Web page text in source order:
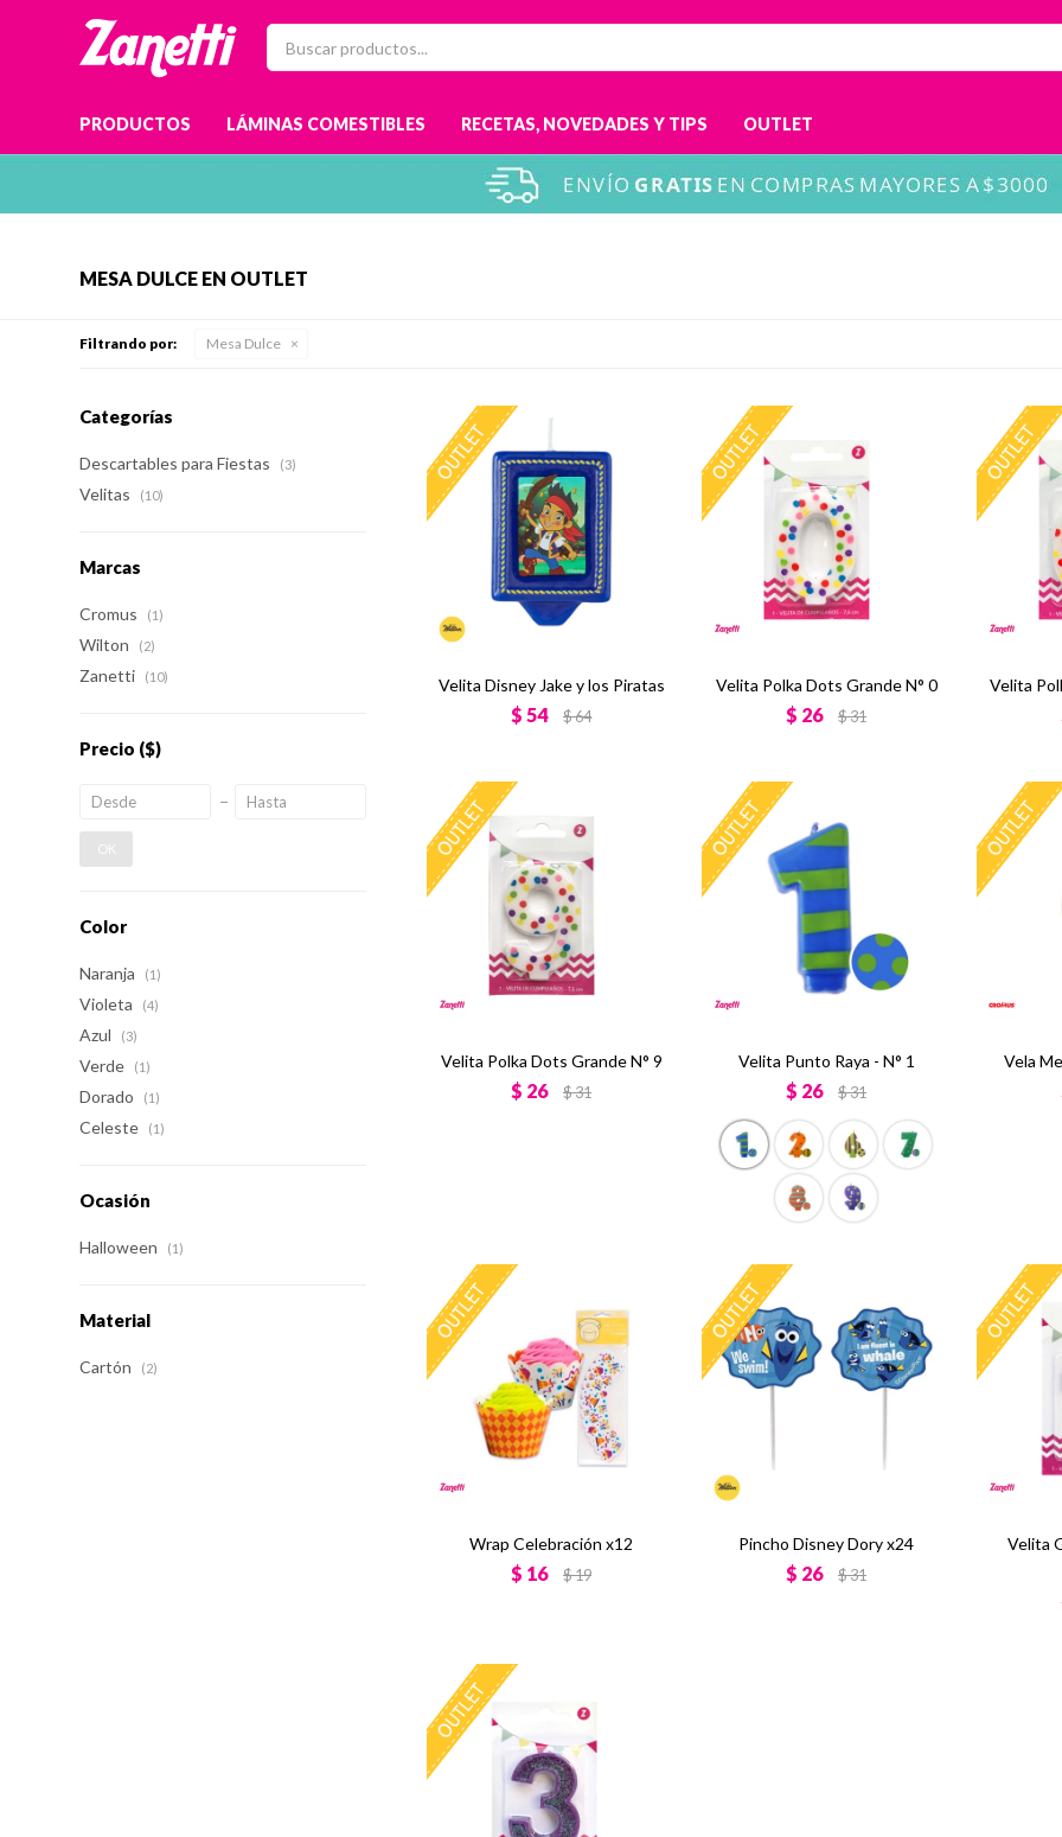
PRODUCTOS LÁMINAS COMESTIBLES RECETAS, NOVEDADES Y TIPS OUTLET
MESA DULCE EN OUTLET
Filtrando por: Mesa Dulce
Velita Disney Jake y los Piratas
$ 54 $64
Velita Polka Dots Grande N° 0
$ 26 $31
Velita
Velita Polka Dots Grande N° 9
$ 26 $31
Velita Punto Raya - N° 1
$ 26 $31
Vela
Wrap Celebración x12
$ 16 $19
Pincho Disney Dory x24
$ 26 $31
Velita
Categorías
Descartables para Fiestas (3)
Velitas (10)
Marcas
Cromus (1)
Wilton (2)
Zanetti (10)
Precio ($)
OK
Color
Naranja (1)
Violeta (4)
Azul (3)
Verde (1)
Dorado (1)
Celeste (1)
Ocasión
Halloween (1)
Material
Cartón (2)